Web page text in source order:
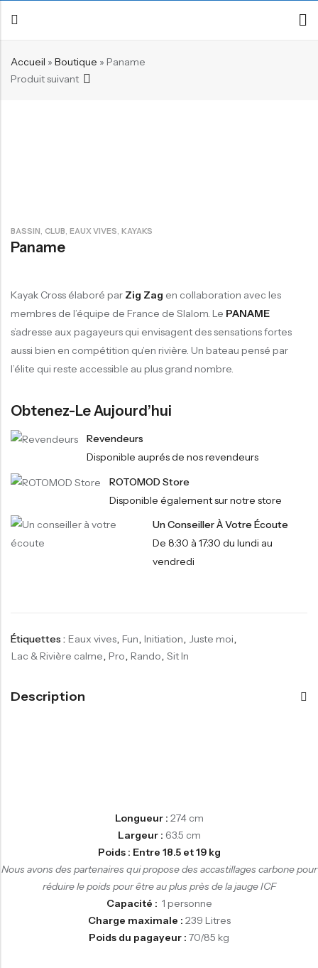
Accueil » Boutique » Paname
Produit suivant
BASSIN, CLUB, EAUX VIVES, KAYAKS
Paname
Kayak Cross élaboré par Zig Zag en collaboration avec les
membres de l’équipe de France de Slalom. Le PANAME
s’adresse aux pagayeurs qui envisagent des sensations fortes
aussi bien en compétition qu’en rivière. Un bateau pensé par
l’élite qui reste accessible au plus grand nombre.
Obtenez-Le Aujourd’hui
Revendeurs
Disponible auprés de nos revendeurs
ROTOMOD Store
Disponible également sur notre store
Un Conseiller À Votre Écoute
De 8:30 à 17:30 du lundi au
vendredi
Étiquettes : Eaux vives, Fun, Initiation, Juste moi,
Lac & Rivière calme, Pro, Rando, Sit In
Description
Longueur : 274 cm
Largeur : 63.5 cm
Poids : Entre 18.5 et 19 kg
Nous avons des partenaires qui propose des accastillages carbone pour
réduire le poids pour être au plus près de la jauge ICF
Capacité : 1 personne
Charge maximale : 239 Litres
Poids du pagayeur : 70/85 kg